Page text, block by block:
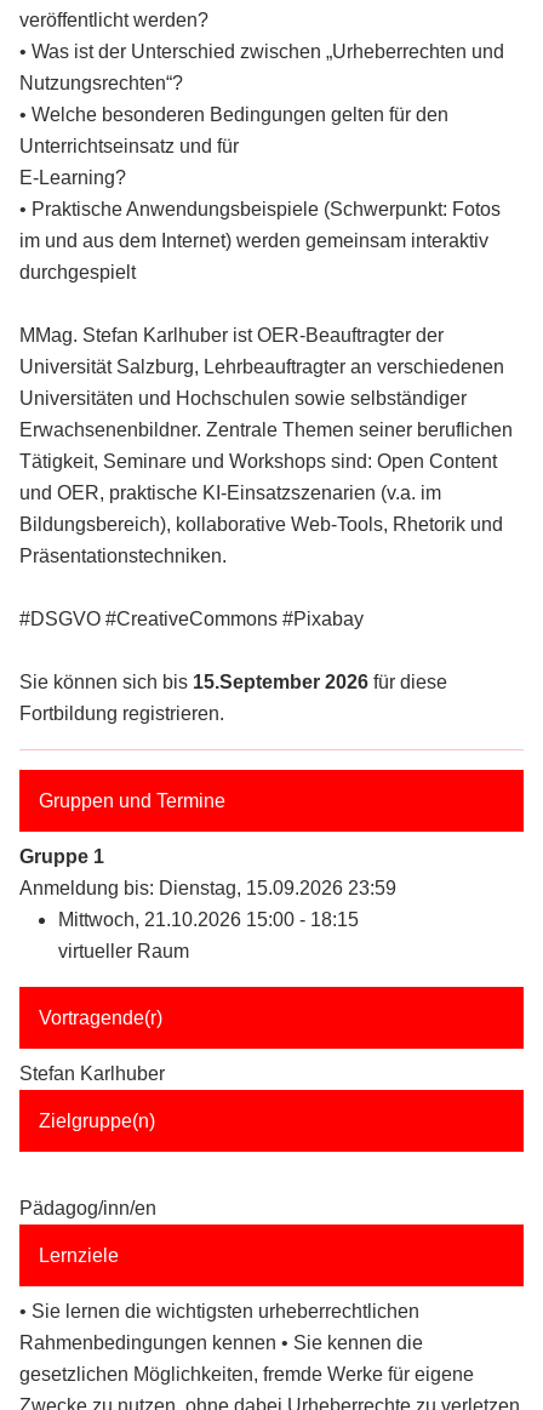
veröffentlicht werden?
• Was ist der Unterschied zwischen „Urheberrechten und
Nutzungsrechten“?
• Welche besonderen Bedingungen gelten für den
Unterrichtseinsatz und für
E-Learning?
• Praktische Anwendungsbeispiele (Schwerpunkt: Fotos
im und aus dem Internet) werden gemeinsam interaktiv
durchgespielt
MMag. Stefan Karlhuber ist OER-Beauftragter der
Universität Salzburg, Lehrbeauftragter an verschiedenen
Universitäten und Hochschulen sowie selbständiger
Erwachsenenbildner. Zentrale Themen seiner beruflichen
Tätigkeit, Seminare und Workshops sind: Open Content
und OER, praktische KI-Einsatzszenarien (v.a. im
Bildungsbereich), kollaborative Web-Tools, Rhetorik und
Präsentationstechniken.
#DSGVO #CreativeCommons #Pixabay
Sie können sich bis 15.September 2026 für diese
Fortbildung registrieren.
Gruppen und Termine
Gruppe 1
Anmeldung bis: Dienstag, 15.09.2026 23:59
Mittwoch, 21.10.2026 15:00 - 18:15
virtueller Raum
Vortragende(r)
Stefan Karlhuber
Zielgruppe(n)
Pädagog/inn/en
Lernziele
• Sie lernen die wichtigsten urheberrechtlichen
Rahmenbedingungen kennen • Sie kennen die
gesetzlichen Möglichkeiten, fremde Werke für eigene
Zwecke zu nutzen, ohne dabei Urheberrechte zu verletzen